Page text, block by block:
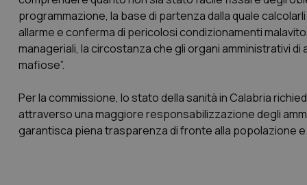
programmazione, la base di partenza dalla quale
allarme e conferma di pericolosi condizionamenti
manageriali, la circostanza che gli organi amministrativi
mafiose”.
Per la commissione, lo stato della sanità in Calabria
attraverso una maggiore responsabilizzazione degli
garantisca piena trasparenza di fronte alla popolazione e
tracking-sites-
tracking-enable
_ga